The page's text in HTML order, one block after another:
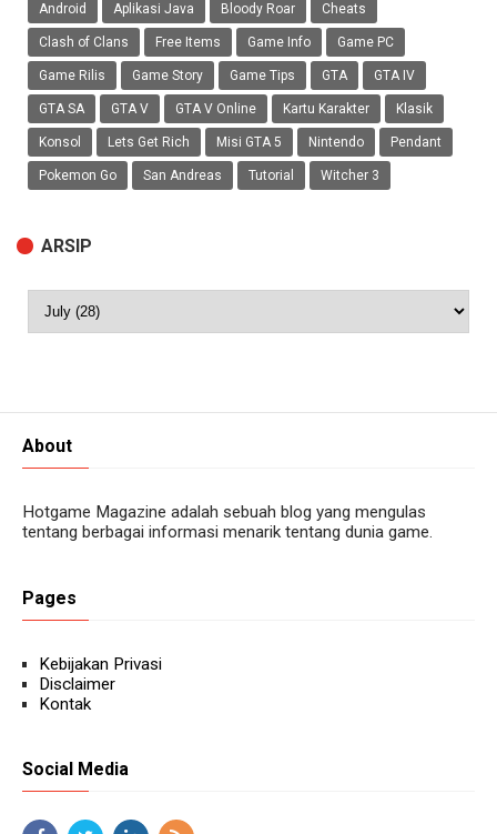
Android Aplikasi Java Bloody Roar Cheats
Clash of Clans Free Items Game Info Game PC
Game Rilis Game Story Game Tips GTA GTA IV
GTA SA GTA V GTA V Online Kartu Karakter Klasik
Konsol Lets Get Rich Misi GTA 5 Nintendo Pendant
Pokemon Go San Andreas Tutorial Witcher 3
ARSIP
About
Hotgame Magazine adalah sebuah blog yang mengulas
tentang berbagai informasi menarik tentang dunia game.
Pages
Kebijakan Privasi
Disclaimer
Kontak
Social Media